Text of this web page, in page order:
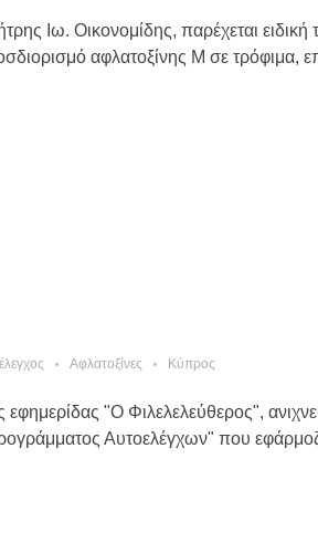
Ιω. Οικονομίδης, παρέχεται
αφλατοξίνης M σε τρόφιμα,
Αφλατοξίνες Κύπρος
"Ο Φιλελελεύθερος",
Αυτοελέγχων" που